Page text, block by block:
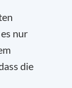
nur
die